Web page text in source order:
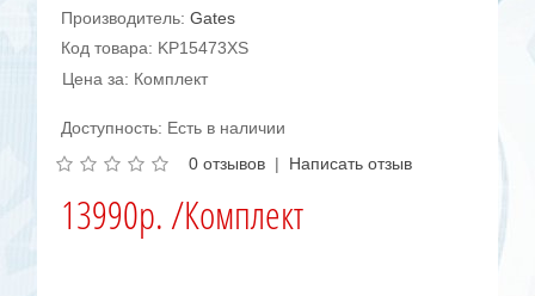
Производитель:Gates
Код товара: KP15473XS
Цена за: Комплект
Доступность: Есть в наличии
0 отзывов | Написать отзыв
13990р. /Комплект